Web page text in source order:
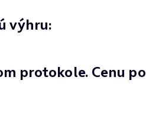
výhru:
protokole. Cenu